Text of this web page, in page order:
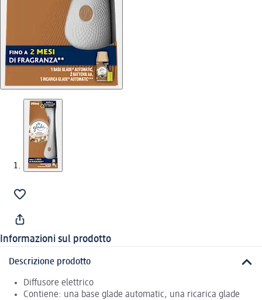
Informazioni sul prodotto
Descrizione prodotto
Diffusore elettrico
Contiene: una base glade automatic, una ricarica glade